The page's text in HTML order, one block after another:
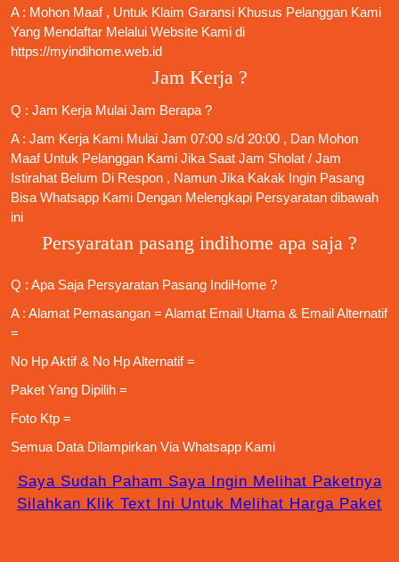
A : Mohon Maaf , Untuk Klaim Garansi Khusus Pelanggan Kami
Yang Mendaftar Melalui Website Kami di
https://myindihome.web.id
Jam Kerja ?
Q : Jam Kerja Mulai Jam Berapa ?
A : Jam Kerja Kami Mulai Jam 07:00 s/d 20:00 , Dan Mohon
Maaf Untuk Pelanggan Kami Jika Saat Jam Sholat / Jam
Istirahat Belum Di Respon , Namun Jika Kakak Ingin Pasang
Bisa Whatsapp Kami Dengan Melengkapi Persyaratan dibawah
ini
Persyaratan pasang indihome apa saja ?
Q : Apa Saja Persyaratan Pasang IndiHome ?
A : Alamat Pemasangan = Alamat Email Utama & Email Alternatif
=
No Hp Aktif & No Hp Alternatif =
Paket Yang Dipilih =
Foto Ktp =
Semua Data Dilampirkan Via Whatsapp Kami
Saya Sudah Paham Saya Ingin Melihat Paketnya
Silahkan Klik Text Ini Untuk Melihat Harga Paket